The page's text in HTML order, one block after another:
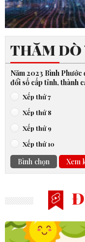
THĂM DÒ
Năm 2023 Bình
đổi số cấp tỉnh, thành
Xếp thứ 7
Xếp thứ 8
Xếp thứ 9
Xếp thứ 10
Bình chọn Xem